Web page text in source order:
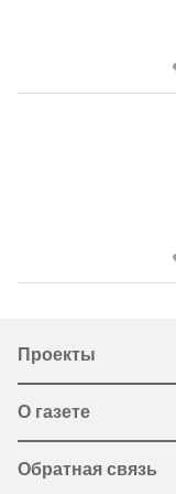
Проекты
О газете
Обратная связь